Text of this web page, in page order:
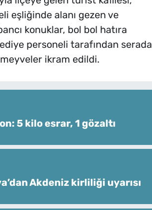
eşliğinde alanı gezen ve
konuklar, bol bol hatıra
personeli tarafından serada
ikram edildi.
5 kilo esrar, 1 gözaltı
Akdeniz kirliliği uyarısı